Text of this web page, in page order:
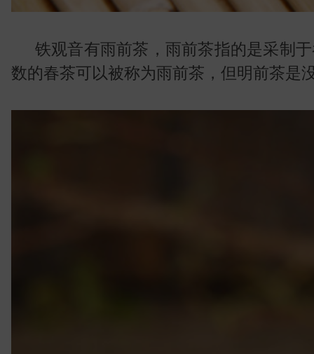
铁观音有雨前茶，雨前茶指的是采制
数的春茶可以被称为雨前茶，但明前茶是